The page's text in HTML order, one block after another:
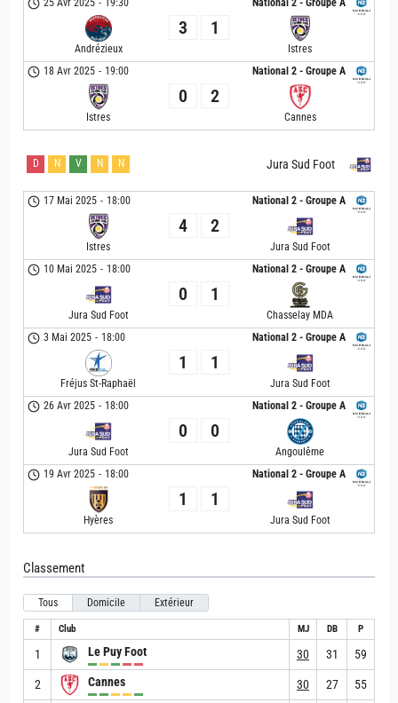
National 2 - Groupe A
25 Avr 2025 - 19:30
Andrézieux
3 1
Istres
National 2 - Groupe A
18 Avr 2025 - 19:00
Istres
0 2
Cannes
Jura Sud Foot
D N V N N
National 2 - Groupe A
17 Mai 2025 - 18:00
Istres
4 2
Jura Sud Foot
National 2 - Groupe A
10 Mai 2025 - 18:00
Jura Sud Foot
0 1
Chasselay MDA
National 2 - Groupe A
3 Mai 2025 - 18:00
Fréjus St-Raphaël
1 1
Jura Sud Foot
National 2 - Groupe A
26 Avr 2025 - 18:00
Jura Sud Foot
0 0
Angoulême
National 2 - Groupe A
19 Avr 2025 - 18:00
Hyères
1 1
Jura Sud Foot
Classement
Tous Domicile Extérieur
# Club MJ DB P
1 Le Puy Foot 30 31 59
2 Cannes 30 27 55